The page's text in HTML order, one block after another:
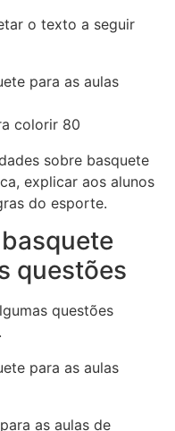
o texto a seguir
colorir 80
sobre basquete
explicar aos alunos
do esporte.
questões
questões
as aulas de